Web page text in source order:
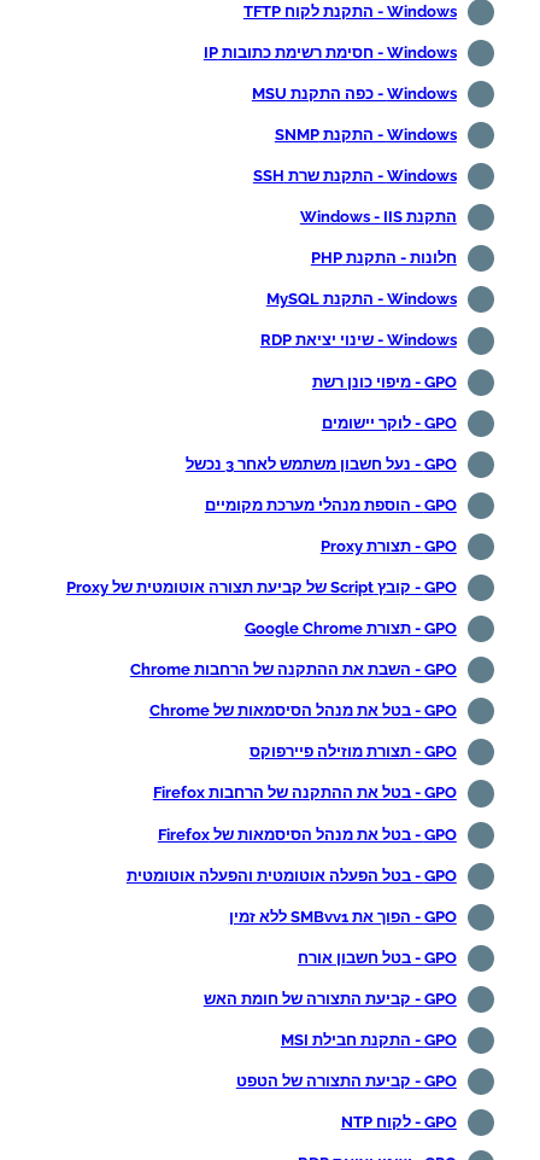
Windows - התקנת לקוח TFTP
Windows - חסימת רשימת כתובות IP
Windows - כפה התקנת MSU
Windows - התקנת SNMP
Windows - התקנת שרת SSH
התקנת Windows - IIS
חלונות - התקנת PHP
Windows - התקנת MySQL
Windows - שינוי יציאת RDP
GPO - מיפוי כונן רשת
GPO - לוקר יישומים
GPO - נעל חשבון משתמש לאחר 3 נכשל
GPO - הוספת מנהלי מערכת מקומיים
GPO - תצורת Proxy
GPO - קובץ Script של קביעת תצורה אוטומטית של Proxy
GPO - תצורת Google Chrome
GPO - השבת את ההתקנה של הרחבות Chrome
GPO - בטל את מנהל הסיסמאות של Chrome
GPO - תצורת מוזילה פיירפוקס
GPO - בטל את ההתקנה של הרחבות Firefox
GPO - בטל את מנהל הסיסמאות של Firefox
GPO - בטל הפעלה אוטומטית והפעלה אוטומטית
GPO - הפוך את SMBvv1 ללא זמין
GPO - בטל חשבון אורח
GPO - קביעת התצורה של חומת האש
GPO - התקנת חבילת MSI
GPO - קביעת התצורה של הטפט
GPO - לקוח NTP